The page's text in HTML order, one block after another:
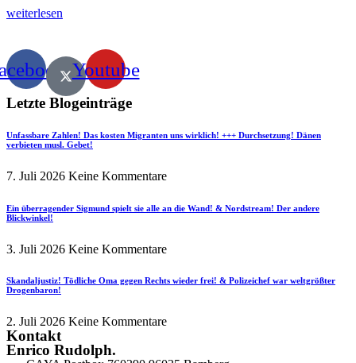
weiterlesen
Youtube
Letzte Blogeinträge
Unfassbare Zahlen! Das kosten Migranten uns wirklich! +++ Durchsetzung! Dänen
verbieten musl. Gebet!
7. Juli 2026 Keine Kommentare
Ein überragender Sigmund spielt sie alle an die Wand! & Nordstream! Der andere
Blickwinkel!
3. Juli 2026 Keine Kommentare
Skandaljustiz! Tödliche Oma gegen Rechts wieder frei! & Polizeichef war weltgrößter
Drogenbaron!
2. Juli 2026 Keine Kommentare
Kontakt
Enrico Rudolph.